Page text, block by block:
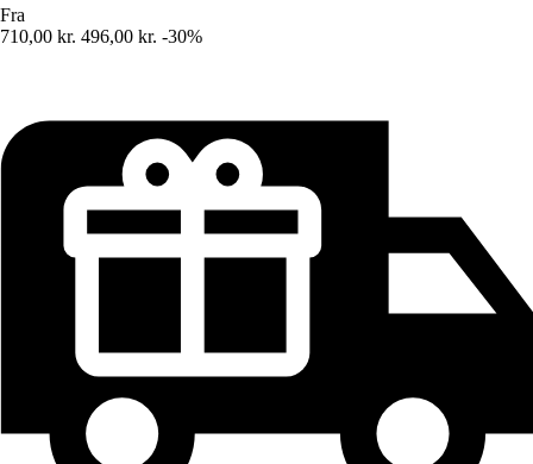
Fra
710,00 kr. 496,00 kr. -30%